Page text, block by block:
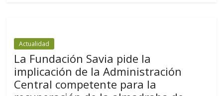
Actualidad
La Fundación Savia pide la
implicación de la Administración
Central competente para la